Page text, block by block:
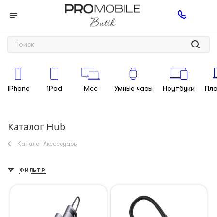
iPhone iPad Mac Умные часы Ноутбуки
Каталог Hub
Каталог Аксессуары
ФИЛЬТР